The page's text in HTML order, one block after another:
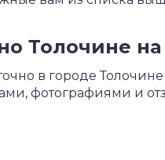
Толочине на
в городе
фотографиями и